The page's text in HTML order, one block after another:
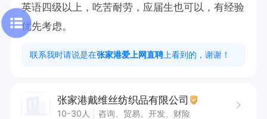
英语四级以上，吃苦耐劳，应届生也可以，有经验
优先考虑。
联系我时请说是在张家港爱上网直聘 上看到的，谢谢！
张家港戴维丝纺织品有限公司
10-30人 咨询、贸易、开发、财险